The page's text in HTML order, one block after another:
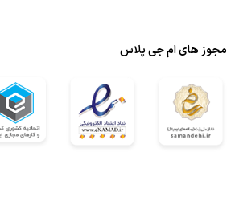
مجوز های ام جی پلاس